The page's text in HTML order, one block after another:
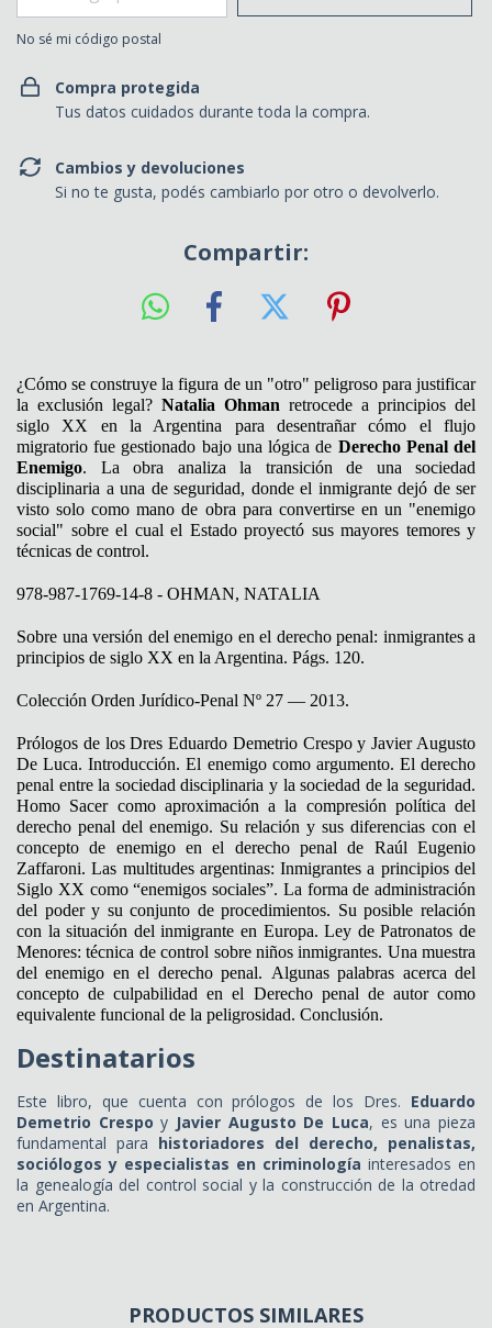
No sé mi código postal
Compra protegida
Tus datos cuidados durante toda la compra.
Cambios y devoluciones
Si no te gusta, podés cambiarlo por otro o devolverlo.
Compartir:
¿Cómo se construye la figura de un "otro" peligroso para justificar
la exclusión legal? Natalia Ohman retrocede a principios del
siglo XX en la Argentina para desentrañar cómo el flujo
migratorio fue gestionado bajo una lógica de Derecho Penal del
Enemigo. La obra analiza la transición de una sociedad
disciplinaria a una de seguridad, donde el inmigrante dejó de ser
visto solo como mano de obra para convertirse en un "enemigo
social" sobre el cual el Estado proyectó sus mayores temores y
técnicas de control.
978-987-1769-14-8 - OHMAN, NATALIA
Sobre una versión del enemigo en el derecho penal: inmigrantes a
principios de siglo XX en la Argentina. Págs. 120.
Colección Orden Jurídico-Penal Nº 27 — 2013.
Prólogos de los Dres Eduardo Demetrio Crespo y Javier Augusto
De Luca. Introducción. El enemigo como argumento. El derecho
penal entre la sociedad disciplinaria y la sociedad de la seguridad.
Homo Sacer como aproximación a la compresión política del
derecho penal del enemigo. Su relación y sus diferencias con el
concepto de enemigo en el derecho penal de Raúl Eugenio
Zaffaroni. Las multitudes argentinas: Inmigrantes a principios del
Siglo XX como “enemigos sociales”. La forma de administración
del poder y su conjunto de procedimientos. Su posible relación
con la situación del inmigrante en Europa. Ley de Patronatos de
Menores: técnica de control sobre niños inmigrantes. Una muestra
del enemigo en el derecho penal. Algunas palabras acerca del
concepto de culpabilidad en el Derecho penal de autor como
equivalente funcional de la peligrosidad. Conclusión.
Destinatarios
Este libro, que cuenta con prólogos de los Dres. Eduardo
Demetrio Crespo y Javier Augusto De Luca, es una pieza
fundamental para historiadores del derecho, penalistas,
sociólogos y especialistas en criminología interesados en
la genealogía del control social y la construcción de la otredad
en Argentina.
PRODUCTOS SIMILARES